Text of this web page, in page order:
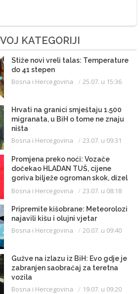
KATEGORIJI
Stiže novi vreli talas: Temperature
do 41 stepen
Bosna i Hercegovina 25.07. u 15:36
Hrvati na granici smještaju 1.500
migranata, u BiH o tome ne znaju
ništa
Bosna i Hercegovina 23.07. u 09:31
Promjena preko noći: Vozače
dočekao HLADAN TUŠ, cijene
goriva bilježe ogroman skok, dizel
uveliko prešao 3,20 KM
Bosna i Hercegovina 23.07. u 08:18
Pripremite kišobrane: Meteorolozi
najavili kišu i olujni vjetar
Bosna i Hercegovina 20.07. u 09:40
Gužve na izlazu iz BiH: Evo gdje je
zabranjen saobraćaj za teretna
vozila
Bosna i Hercegovina 19.07. u 09:20